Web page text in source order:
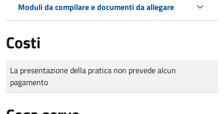
Moduli da compilare e documenti da allegare
Costi
Tipo di pagamento
Importo
La presentazione della pratica non prevede alcun
pagamento